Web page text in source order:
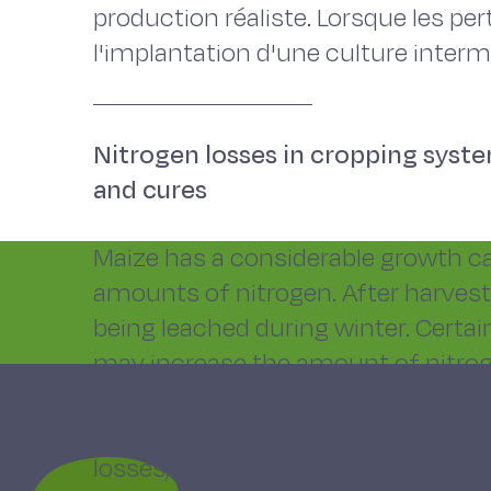
production réaliste. Lorsque les
l'implantation d'une culture
Nitrogen losses in cropping
and cures
Maize has a considerable growth
amounts of nitrogen. After
being leached during winter.
may increase the amount of
losses, the first solution is to